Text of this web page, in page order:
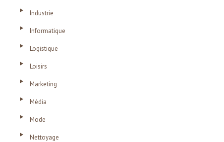
Industrie
Informatique
Logistique
Loisirs
Marketing
Média
Mode
Nettoyage